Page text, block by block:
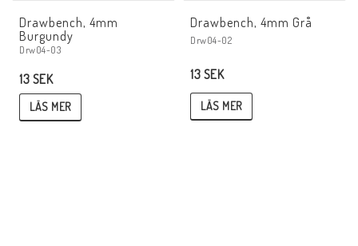
Lägg till i favoritlistan
Drawbench, 4mm
Burgundy
Drw04-03
13 SEK
LÄS MER
Drawbench, 4mm Grå
Drw04-02
13 SEK
LÄS MER